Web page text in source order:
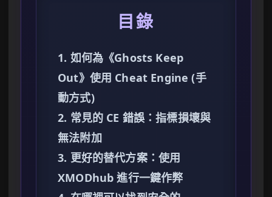
目錄
1. 如何為《Ghosts Keep
Out》使用 Cheat Engine (手
動方式)
2. 常見的 CE 錯誤：指標損壞與
無法附加
3. 更好的替代方案：使用
XMODhub 進行一鍵作弊